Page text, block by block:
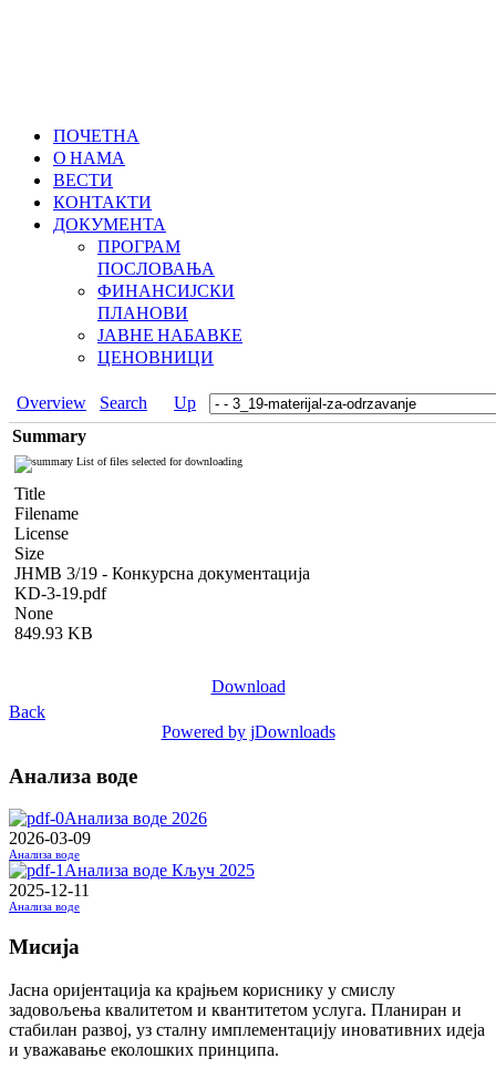
ПОЧЕТНА
О НАМА
ВЕСТИ
КОНТАКТИ
ДОКУМЕНТА
ПРОГРАМ
ПОСЛОВАЊА
ФИНАНСИЈСКИ
ПЛАНОВИ
ЈАВНЕ НАБАВКЕ
ЦЕНОВНИЦИ
Overview Search
Up
Summary
List of files selected for downloading
Title
Filename
License
Size
ЈНМВ 3/19 - Конкурсна документација
KD-3-19.pdf
None
849.93 KB
Download
Back
Powered by jDownloads
Анализа воде
Анализа воде 2026
2026-03-09
Анализа воде
Анализа воде Кључ 2025
2025-12-11
Анализа воде
Мисија
Јасна оријентација ка крајњем кориснику у смислу
задовољења квалитетом и квантитетом услуга. Планиран и
стабилан развој, уз сталну имплементацију иновативних идеја
и уважавање еколошких принципа.